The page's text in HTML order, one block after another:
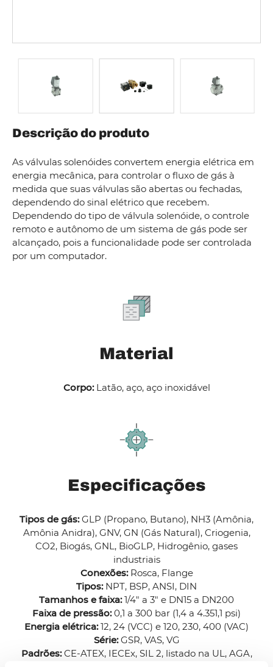
Descrição do produto
As válvulas solenóides convertem energia elétrica em
energia mecânica, para controlar o fluxo de gás à
medida que suas válvulas são abertas ou fechadas,
dependendo do sinal elétrico que recebem.
Dependendo do tipo de válvula solenóide, o controle
remoto e autônomo de um sistema de gás pode ser
alcançado, pois a funcionalidade pode ser controlada
por um computador.
Material
Corpo:Latão, aço, aço inoxidável
Especificações
Tipos de gás:GLP (Propano, Butano), NH3 (Amônia,
Amônia Anidra), GNV, GN (Gás Natural), Criogenia,
CO2, Biogás, GNL, BioGLP, Hidrogênio, gases
industriais
Conexões:Rosca, Flange
Tipos:NPT, BSP, ANSI, DIN
Tamanhos e faixa:1/4" a 3" e DN15 a DN200
Faixa de pressão:0,1 a 300 bar (1,4 a 4.351,1 psi)
Energia elétrica:12, 24 (VCC) e 120, 230, 400 (VAC)
Série:GSR, VAS, VG
Padrões:CE-ATEX, IECEx, SIL 2, listado na UL, AGA,